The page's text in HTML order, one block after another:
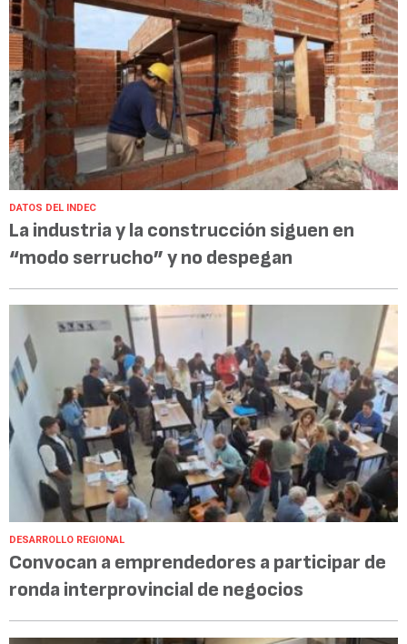
DATOS DEL INDEC
La industria y la construcción siguen en
“modo serrucho” y no despegan
DESARROLLO REGIONAL
Convocan a emprendedores a participar de
ronda interprovincial de negocios